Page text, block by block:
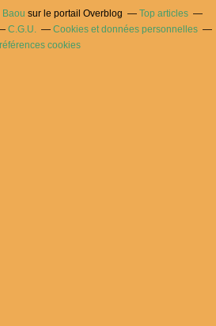
Baou sur le portail Overblog
Top articles
C.G.U.
Cookies et données personnelles
cookies